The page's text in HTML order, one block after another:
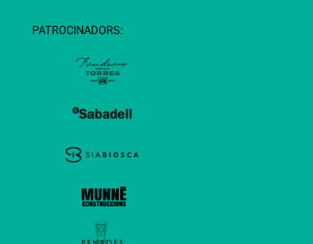
PATROCINADORS: